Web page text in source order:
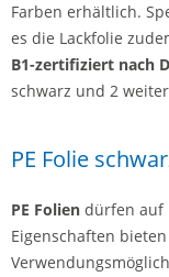
Farben erhältlich.
es die Lackfolie
B1-zertifiziert nach
schwarz und 2
PE Folie
PE Folien dürfen auf
Eigenschaften